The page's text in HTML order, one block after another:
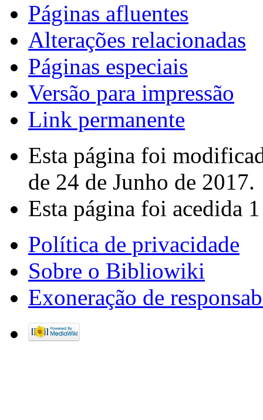
Páginas afluentes
Alterações relacionadas
Páginas especiais
Versão para impressão
Link permanente
Esta página foi
de 24 de Junho de 2017.
Esta página foi acedida
Política de privacidade
Sobre o Bibliowiki
Exoneração de